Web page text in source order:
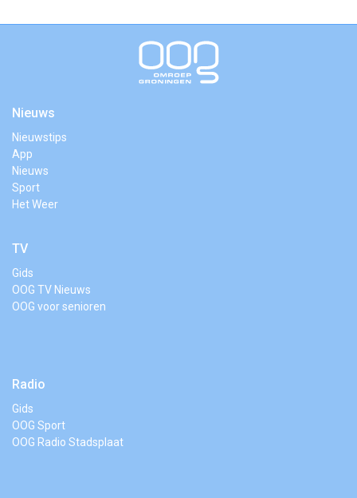
Nieuws
Nieuwstips
App
Nieuws
Sport
Het Weer
TV
Gids
OOG TV Nieuws
OOG voor senioren
Radio
Gids
OOG Sport
OOG Radio Stadsplaat